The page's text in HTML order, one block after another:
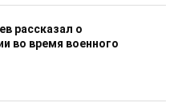
рассказал о
во время военного